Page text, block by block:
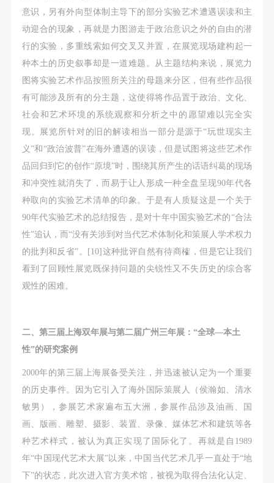
意识，另有外向型体制主导下的部分实验艺术遭遇误读和主
动迎合的现象，再就是力图游走于政治意识之外的自由的潜
行的实验，多重线索如何交叉又并置，在展览现场建构起一
种本土的历史叙事却是一道难题。从主题结构来说，展览力
图将实验艺术作品按照所关注的母题来分区，但有些作品很
有可能涉及所有的分主题，这使得将作品置于政治、文化、
社会和艺术环境的系统观察和分析之中的愿望难以完全实
现。展览所针对的旧的解读相当一部分是源于“玩世现实主
义”和“政治波普”在海外遭遇的误读，但是试图将这些艺术作
品回归到它的创作“原境”时，围绕其所产生的话语纠葛的现场
和冲突性就消失了，而易于让人形成一种全盘呈现90年代各
种取向的实验艺术清单的印象。于是有人质疑这是一个关于
90年代实验艺术的总结报告，是对十年中国实验艺术的“合法
性”追认，而“没有关涉到对当代艺术体制化和策展人学术权力
的批判和反省”。[10]这种批评自然有待商榷，但是它让我们
看到了回顾性展览既保持问题的尖锐性又不失历史的综合客
观性的困难。
二、第三届上海双年展与第二届广州三年展：“全球—本土
性”的研究案例
2000年的第三届上海展备受关注，并迅速被认定为一个重要
的历史事件。因为它引入了海外国际策展人（侯瀚如、清水
敏男），参展艺术家遍布五大洲，参展作品涉及油画、国
画、版画、雕塑、摄影、装置、录像、媒体艺术和建筑等各
种艺术样式，被认为真正实现了国际化了。再就是自1989
年“中国现代艺术大展”以来，中国当代艺术几乎一直处于“地
下”的状态，此次进入官方美术馆，被视为取得合法化认定、